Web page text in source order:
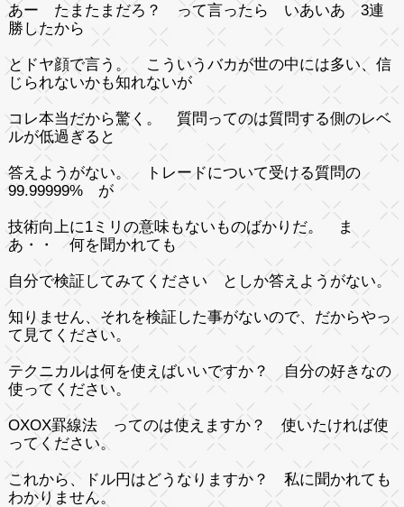
あー たまたまだろ？ って言ったら いあいあ 3連
勝したから
とドヤ顔で言う。 こういうバカが世の中には多い、信
じられないかも知れないが
コレ本当だから驚く。 質問ってのは質問する側のレベ
ルが低過ぎると
答えようがない。 トレードについて受ける質問の
99.99999% が
技術向上に1ミリの意味もないものばかりだ。 ま
あ・・ 何を聞かれても
自分で検証してみてください としか答えようがない。
知りません、それを検証した事がないので、だからやっ
て見てください。
テクニカルは何を使えばいいですか？ 自分の好きなの
使ってください。
OXOX罫線法 ってのは使えますか？ 使いたければ使
ってください。
これから、ドル円はどうなりますか？ 私に聞かれても
わかりません。